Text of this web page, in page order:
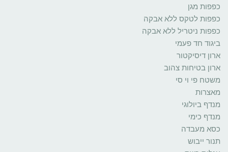
כפפות מגן
כפפות לטקס ללא אבקה
כפפות ניטריל ללא אבקה
ביגוד חד פעמי
ארון דיסיקטור
ארון בטיחות צהוב
משטח פי וי סי
מאצרות
מנדף ביולוגי
מנדף כימי
כסא מעבדה
תנור ייבוש